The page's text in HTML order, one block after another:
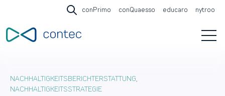
Open search
conPrimo conQuaesso educaro nytroo
NACHHALTIGKEITSBERICHTERSTATTUNG,
NACHHALTIGKEITSSTRATEGIE